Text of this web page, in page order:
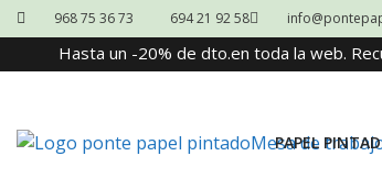
968 75 36 73 694 21 92 58
Hasta un -20% de dto.en toda la web.
PAPEL